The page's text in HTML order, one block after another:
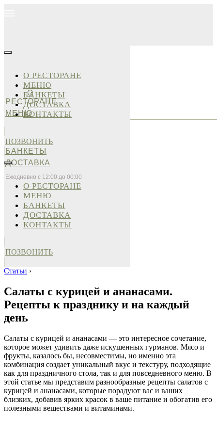
О
РЕСТОРАНЕ
МЕНЮ
БАНКЕТЫ
ДОСТАВКА
Ежедневно с 12:00 до 00:00
О РЕСТОРАНЕ
МЕНЮ
БАНКЕТЫ
ДОСТАВКА
КОНТАКТЫ
ПОЗВОНИТЬ
О РЕСТОРАНЕ
МЕНЮ
БАНКЕТЫ
ДОСТАВКА
КОНТАКТЫ
ПОЗВОНИТЬ
Статьи ›
Салаты с курицей и ананасами.
Рецепты к празднику и на каждый
день
Салаты с курицей и ананасами — это интересное сочетание,
которое может удивить даже искушенных гурманов. Мясо и
фрукты, казалось бы, несовместимы, но именно эта
комбинация создает уникальный вкус и текстуру, подходящие
как для праздничного стола, так и для повседневного меню. В
этой статье мы представим разнообразные рецепты салатов с
курицей и ананасами, которые порадуют вас и ваших
близких, добавив ярких красок в ваше питание и обогатив его
полезными веществами и витаминами.